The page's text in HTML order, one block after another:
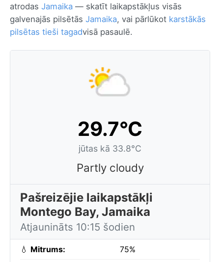
atrodas Jamaika — skatīt laikapstākļus visās
galvenajās pilsētās Jamaika, vai pārlūkot karstākās
pilsētas tieši tagadvisā pasaulē.
29.7°C
jūtas kā 33.8°C
Partly cloudy
Pašreizējie laikapstākļi
Montego Bay, Jamaika
Atjaunināts 10:15 šodien
💧 Mitrums: 75%